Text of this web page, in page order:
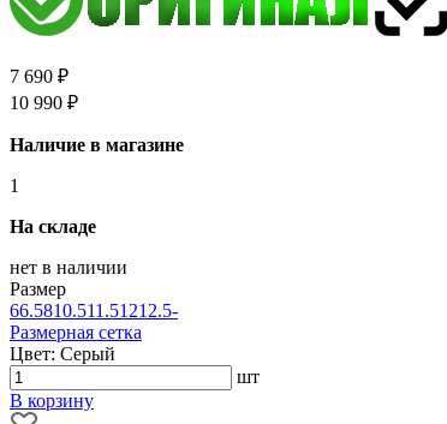
7 690 ₽
10 990 ₽
Наличие в магазине
1
На складе
нет в наличии
Размер
66.5810.511.51212.5-
Размерная сетка
Цвет: Серый
шт
В корзину